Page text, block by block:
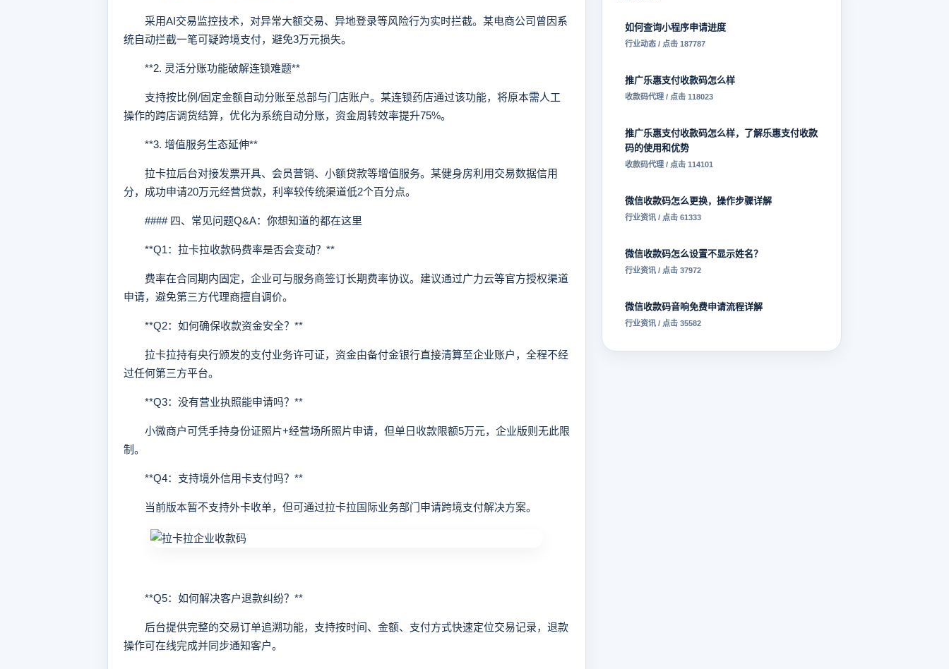
采用AI交易监控技术，对异常大额交易、异地登录等风险行为实时拦截。某电商公司曾因系
统自动拦截一笔可疑跨境支付，避免3万元损失。
**2. 灵活分账功能破解连锁难题**
支持按比例/固定金额自动分账至总部与门店账户。某连锁药店通过该功能，将原本需人工
操作的跨店调货结算，优化为系统自动分账，资金周转效率提升75%。
**3. 增值服务生态延伸**
拉卡拉后台对接发票开具、会员营销、小额贷款等增值服务。某健身房利用交易数据信用
分，成功申请20万元经营贷款，利率较传统渠道低2个百分点。
#### 四、常见问题Q&A：你想知道的都在这里
**Q1：拉卡拉收款码费率是否会变动？**
费率在合同期内固定，企业可与服务商签订长期费率协议。建议通过广力云等官方授权渠道
申请，避免第三方代理商擅自调价。
**Q2：如何确保收款资金安全？**
拉卡拉持有央行颁发的支付业务许可证，资金由备付金银行直接清算至企业账户，全程不经
过任何第三方平台。
**Q3：没有营业执照能申请吗？**
小微商户可凭手持身份证照片+经营场所照片申请，但单日收款限额5万元，企业版则无此限
制。
**Q4：支持境外信用卡支付吗？**
当前版本暂不支持外卡收单，但可通过拉卡拉国际业务部门申请跨境支付解决方案。
**Q5：如何解决客户退款纠纷？**
后台提供完整的交易订单追溯功能，支持按时间、金额、支付方式快速定位交易记录，退款
操作可在线完成并同步通知客户。
如何查询小程序申请进度
行业动态 / 点击 187787
推广乐惠支付收款码怎么样
收款码代理 / 点击 118023
推广乐惠支付收款码怎么样，了解乐惠支付收款
码的使用和优势
收款码代理 / 点击 114101
微信收款码怎么更换，操作步骤详解
行业资讯 / 点击 61333
微信收款码怎么设置不显示姓名？
行业资讯 / 点击 37972
微信收款码音响免费申请流程详解
行业资讯 / 点击 35582